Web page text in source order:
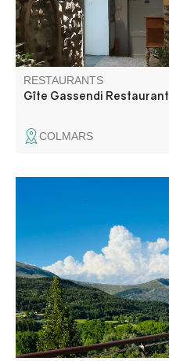
RESTAURANTS
Gîte Gassendi Restaurant
COLMARS
Au cœur des gorges, le
du Verdon, perché sur sa
les montagnes et le
propose une cuisine de
terroir.